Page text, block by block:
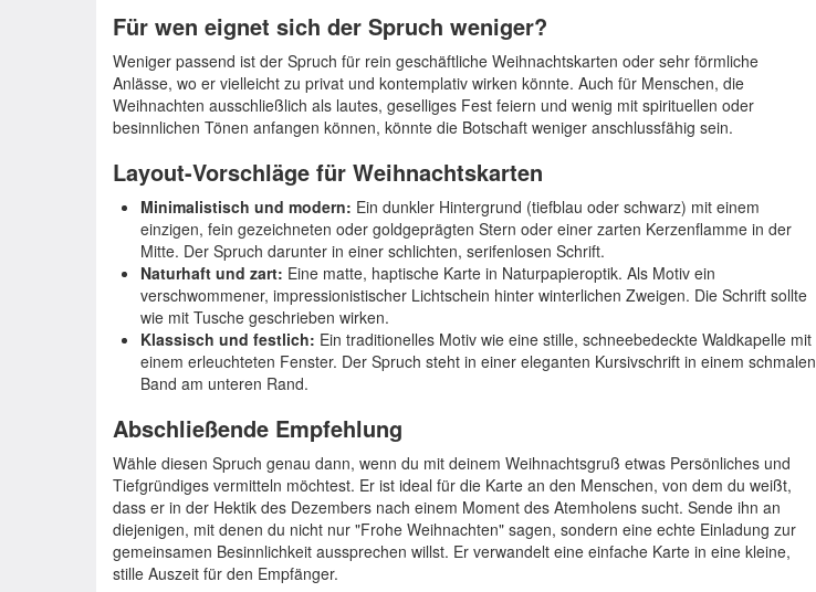
Für wen eignet sich der Spruch weniger?
Weniger passend ist der Spruch für rein geschäftliche Weihnachtskarten oder sehr förmliche
Anlässe, wo er vielleicht zu privat und kontemplativ wirken könnte. Auch für Menschen, die
Weihnachten ausschließlich als lautes, geselliges Fest feiern und wenig mit spirituellen oder
besinnlichen Tönen anfangen können, könnte die Botschaft weniger anschlussfähig sein.
Layout-Vorschläge für Weihnachtskarten
Minimalistisch und modern: Ein dunkler Hintergrund (tiefblau oder schwarz) mit einem
einzigen, fein gezeichneten oder goldgeprägten Stern oder einer zarten Kerzenflamme in der
Mitte. Der Spruch darunter in einer schlichten, serifenlosen Schrift.
Naturhaft und zart: Eine matte, haptische Karte in Naturpapieroptik. Als Motiv ein
verschwommener, impressionistischer Lichtschein hinter winterlichen Zweigen. Die Schrift sollte
wie mit Tusche geschrieben wirken.
Klassisch und festlich: Ein traditionelles Motiv wie eine stille, schneebedeckte Waldkapelle mit
einem erleuchteten Fenster. Der Spruch steht in einer eleganten Kursivschrift in einem schmalen
Band am unteren Rand.
Abschließende Empfehlung
Wähle diesen Spruch genau dann, wenn du mit deinem Weihnachtsgruß etwas Persönliches und
Tiefgründiges vermitteln möchtest. Er ist ideal für die Karte an den Menschen, von dem du weißt,
dass er in der Hektik des Dezembers nach einem Moment des Atemholens sucht. Sende ihn an
diejenigen, mit denen du nicht nur "Frohe Weihnachten" sagen, sondern eine echte Einladung zur
gemeinsamen Besinnlichkeit aussprechen willst. Er verwandelt eine einfache Karte in eine kleine,
stille Auszeit für den Empfänger.